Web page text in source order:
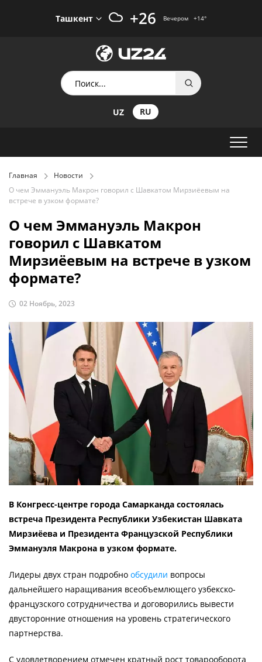
Ташкент +26 Вечером +14°
UZ RU
Главная
Новости
О чем Эммануэль Макрон говорил с Шавкатом Мирзиёевым на
встрече в узком формате?
О чем Эммануэль Макрон
говорил с Шавкатом
Мирзиёевым на встрече в узком
формате?
02 Ноябрь, 2023
В Конгресс-центре города Самарканда состоялась
встреча Президента Республики Узбекистан Шавката
Мирзиёева и Президента Французской Республики
Эммануэля Макрона в узком формате.
Лидеры двух стран подробно обсудили вопросы
дальнейшего наращивания всеобъемлющего узбекско-
французского сотрудничества и договорились вывести
двусторонние отношения на уровень стратегического
партнерства.
С удовлетворением отмечен кратный рост товарооборота